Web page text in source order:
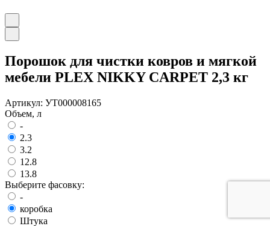
Порошок для чистки ковров и мягкой
мебели PLEX NIKKY CARPET 2,3 кг
Артикул: УТ000008165
Объем, л
-
2.3
3.2
12.8
13.8
Выберите фасовку:
-
коробка
Штука